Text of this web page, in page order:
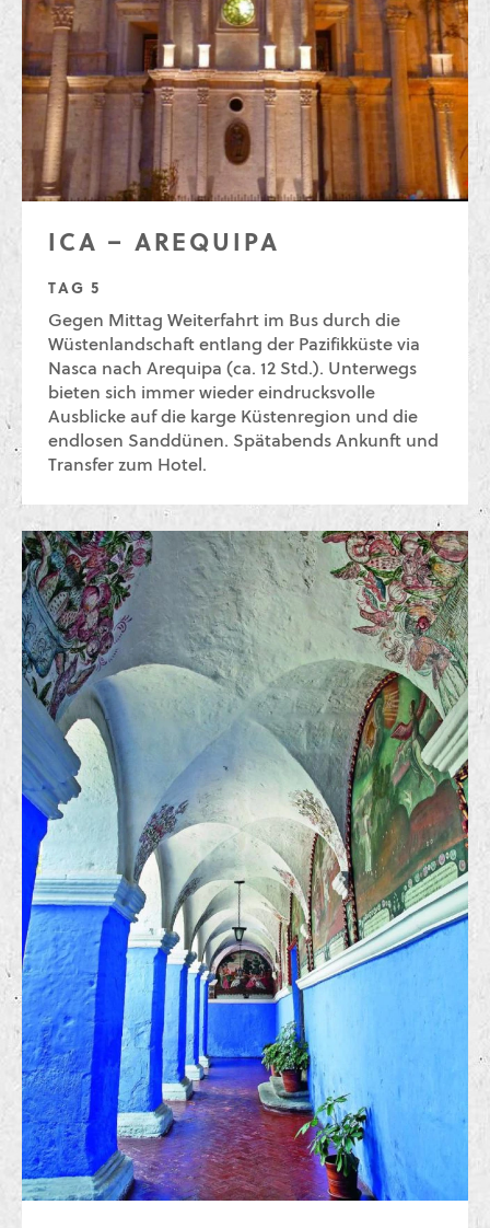
ICA – AREQUIPA
TAG 5
Gegen Mittag Weiterfahrt im Bus durch die
Wüstenlandschaft entlang der Pazifikküste via
Nasca nach Arequipa (ca. 12 Std.). Unterwegs
bieten sich immer wieder eindrucksvolle
Ausblicke auf die karge Küstenregion und die
endlosen Sanddünen. Spätabends Ankunft und
Transfer zum Hotel.